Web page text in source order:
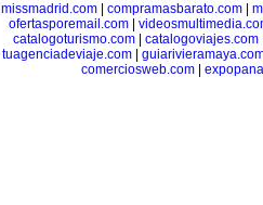
missmadrid.com| compramasbarato.com|
ofertasporemail.com
catalogoturismo.com
catalogoviajes.com
tuagenciadeviaje.com|
comerciosweb.com